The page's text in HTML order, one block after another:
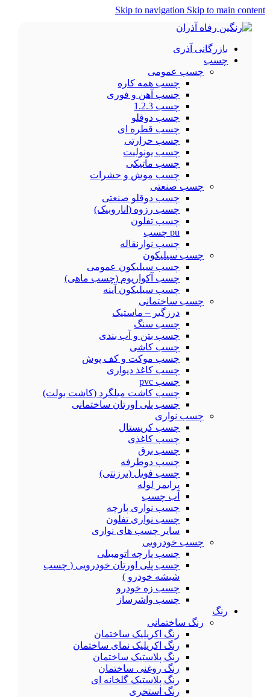
Skip to navigation Skip to main content
بازرگانی آذری
چسب
چسب عمومی
چسب همه کاره
چسب آهن و فوری
چسب 1.2.3
چسب دوقلو
چسب قطره ای
چسب حرارتی
چسب یونولیت
چسب ماتیکی
چسب موش و حشرات
چسب صنعتی
چسب دوقلو صنعتی
چسب رزوه (اناروبیک)
چسب تفلون
pu چسب
چسب نوارنقاله
چسب سیلیکون
چسب سیلیکون عمومی
چسب آکواریوم (چسب ماهی)
چسب سیلیکون آینه
چسب ساختمانی
درزگیر – ماستیک
چسب سنگ
چسب بتن و آب بندی
چسب کاشی
چسب موکت و کف پوش
چسب کاغذ دیواری
چسب pvc
چسب کاشت میلگرد (کاشت بولت)
چسب پلی اورتان ساختمانی
چسب نواری
چسب کریستال
چسب کاغذی
چسب برق
چسب دوطرفه
چسب فویل (برزنتی)
پرایمر لوله
آب چسب
چسب نواری پارچه
چسب نواری تفلون
سایر چسب های نواری
چسب خودرویی
چسب پارچه اتومبیلی
چسب پلی اورتان خودرویی ( چسب
شیشه خودرو )
چسب زه خودرو
چسب واشرساز
رنگ
رنگ ساختمانی
رنگ اکریلیک ساختمان
رنگ اکریلیک نمای ساختمان
رنگ پلاستیک ساختمان
رنگ روغنی ساختمان
رنگ پلاستیک گلخانه ای
رنگ استخری